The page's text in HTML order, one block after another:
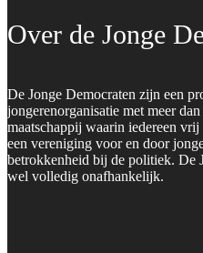
Over de Jonge
De Jonge Democraten zijn een
jongerenorganisatie met meer
maatschappij waarin iedereen
een vereniging voor en door
betrokkenheid bij de politiek. De
wel volledig onafhankelijk.